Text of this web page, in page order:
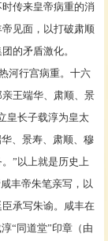
传来皇帝病重的消
见面，以打破肃顺
的矛盾激化。
河行宫病重。十六
亲王端华、 肃顺、 景
皇长子载淳为皇太
、景寿、肃顺、穆
”以上就是历史上
丰帝朱笔亲写，以
承写朱谕。咸丰在
“ 同道堂”印章（由